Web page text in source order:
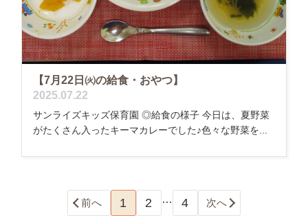
【7月22日㈫の給食・おやつ】
2025.07.22
サンライズキッズ保育園 ◎給食の様子 今日は、夏野菜
がたくさん入ったキーマカレーでした♪色々な野菜を...
前へ 1 2 … 4 次へ